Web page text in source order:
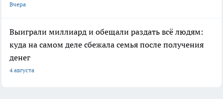
Вчера
Выиграли миллиард и обещали раздать всё людям:
куда на самом деле сбежала семья после получения
денег
4 августа